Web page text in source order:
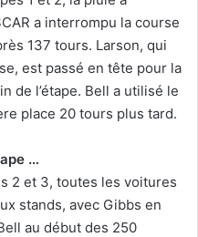
a interrompu la course
137 tours. Larson, qui
est passé en tête pour la
de l’étape. Bell a utilisé le
place 20 tours plus tard.
…
2 et 3, toutes les voitures
stands, avec Gibbs en
au début des 250